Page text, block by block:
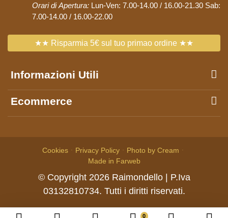
0
Orari di Apertura: Lun-Ven: 7.00-14.00 / 16.00-21.30 Sab:
7.00-14.00 / 16.00-22.00
★★ Risparmia 5€ sul tuo primao ordine ★★
Informazioni Utili
Ecommerce
Cookies Privacy Policy
Photo by Cream
Made in Farweb
© Copyright 2026 Raimondello| P.Iva
03132810734. Tutti i diritti riservati.